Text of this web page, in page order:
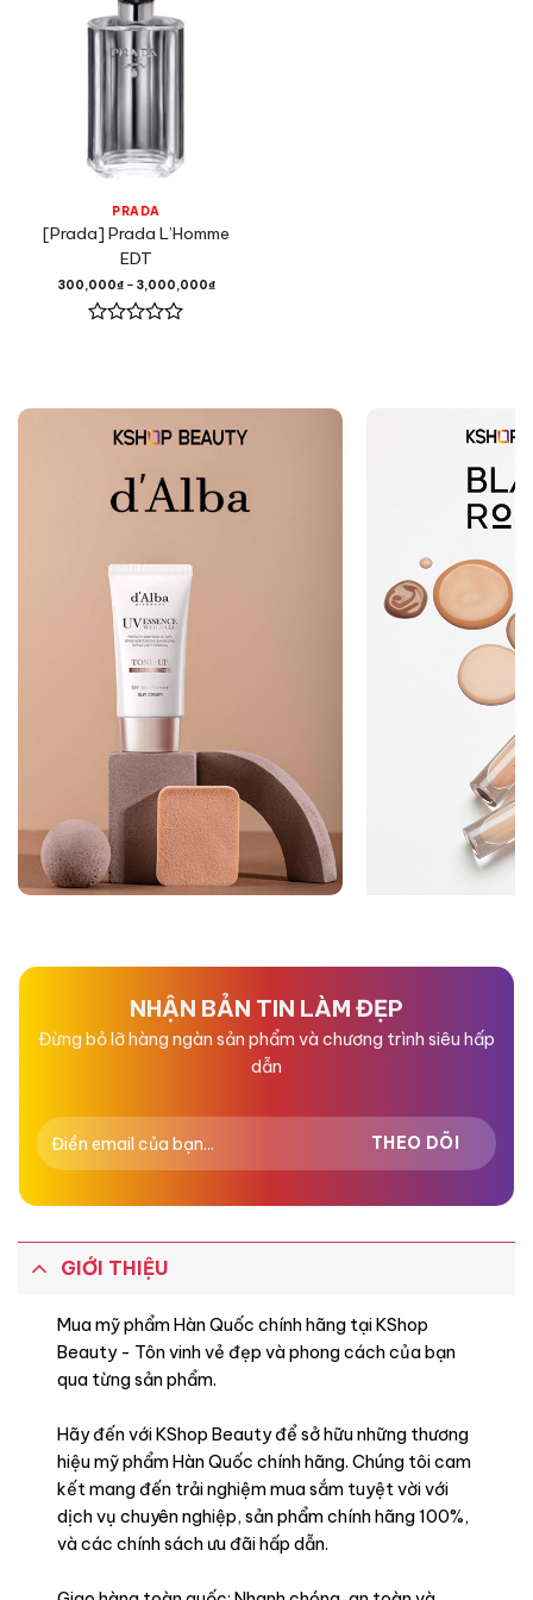
PRADA
[Prada] Prada L’Homme
EDT
300,000₫– 3,000,000₫
sao
NHẬN BẢN TIN LÀM ĐẸP
Đừng bỏ lỡ hàng ngàn sản phẩm và chương trình siêu hấp
dẫn
GIỚI THIỆU
Mua mỹ phẩm Hàn Quốc chính hãng tại KShop
Beauty - Tôn vinh vẻ đẹp và phong cách của bạn
qua từng sản phẩm.
Hãy đến với KShop Beauty để sở hữu những thương
hiệu mỹ phẩm Hàn Quốc chính hãng. Chúng tôi cam
kết mang đến trải nghiệm mua sắm tuyệt vời với
dịch vụ chuyên nghiệp, sản phẩm chính hãng 100%,
và các chính sách ưu đãi hấp dẫn.